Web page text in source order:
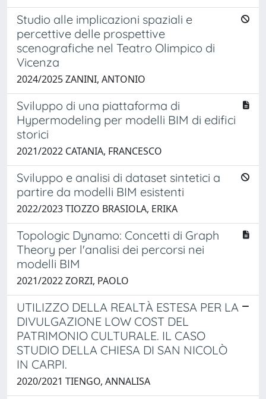
Studio alle implicazioni spaziali e
percettive delle prospettive
scenografiche nel Teatro Olimpico di
Vicenza
2024/2025 ZANINI, ANTONIO
Sviluppo di una piattaforma di
Hypermodeling per modelli BIM di edifici
storici
2021/2022 CATANIA, FRANCESCO
Sviluppo e analisi di dataset sintetici a
partire da modelli BIM esistenti
2022/2023 TIOZZO BRASIOLA, ERIKA
Topologic Dynamo: Concetti di Graph
Theory per l'analisi dei percorsi nei
modelli BIM
2021/2022 ZORZI, PAOLO
UTILIZZO DELLA REALTÀ ESTESA PER LA
DIVULGAZIONE LOW COST DEL
PATRIMONIO CULTURALE. IL CASO
STUDIO DELLA CHIESA DI SAN NICOLÒ
IN CARPI.
2020/2021 TIENGO, ANNALISA